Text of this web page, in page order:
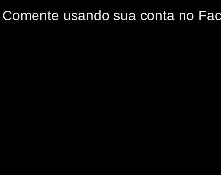
Comente usando sua conta no